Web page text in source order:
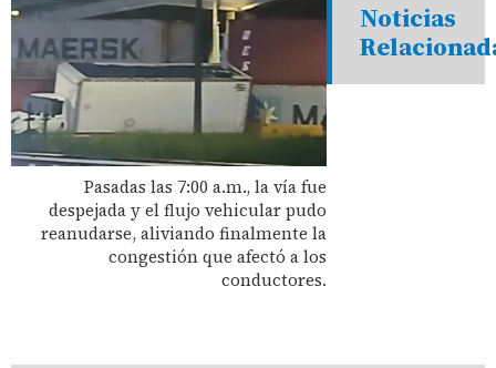
Pasadas las 7:00 a.m., la vía fue
despejada y el flujo vehicular pudo
reanudarse, aliviando finalmente la
congestión que afectó a los
conductores.
Noticias